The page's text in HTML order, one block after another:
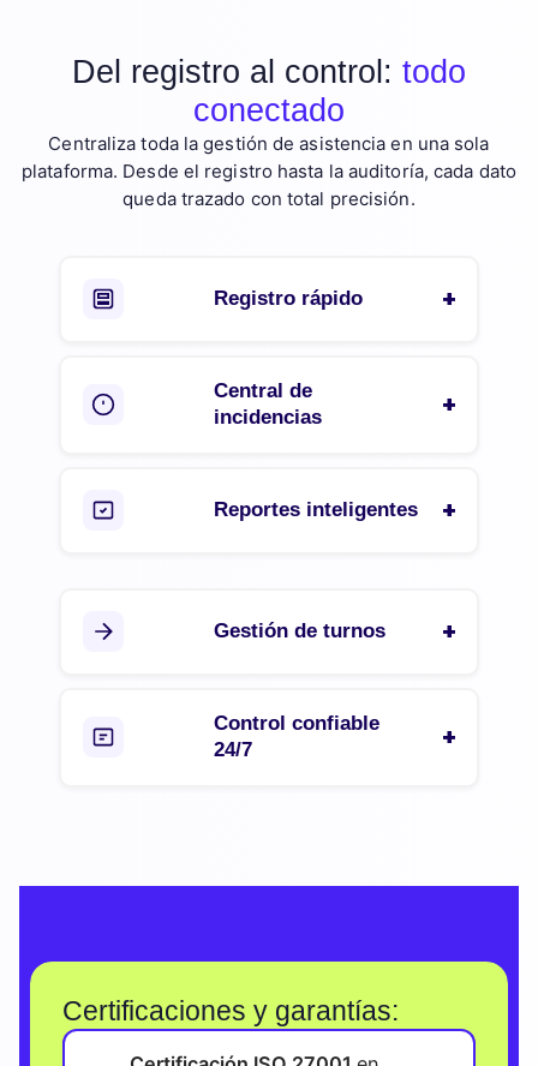
Del registro al control: todo
conectado
Centraliza toda la gestión de asistencia en una sola
plataforma. Desde el registro hasta la auditoría, cada dato
queda trazado con total precisión.
Registro rápido
Central de
incidencias
Reportes inteligentes
Gestión de turnos
Control confiable
24/7
Certificaciones y garantías: